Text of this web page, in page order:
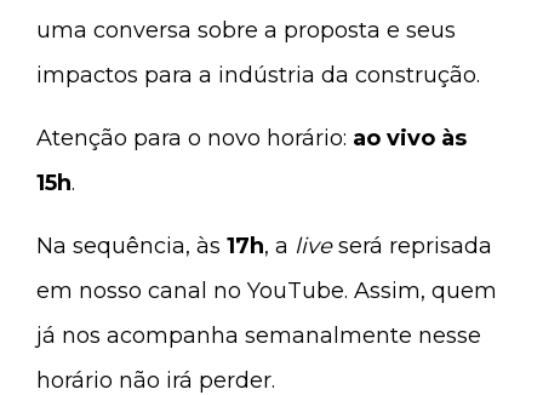
uma conversa sobre a proposta e seus
impactos para a indústria da construção.
Atenção para o novo horário: ao vivo às
15h.
Na sequência, às 17h, a liveserá reprisada
em nosso canal no YouTube. Assim, quem
já nos acompanha semanalmente nesse
horário não irá perder.